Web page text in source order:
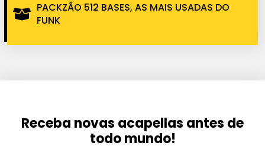
PACKZÃO 512 BASES, AS MAIS USADAS DO
FUNK
Receba novas acapellas antes de
todo mundo!